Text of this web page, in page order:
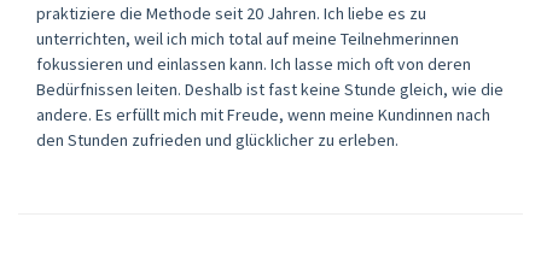
praktiziere die Methode seit 20 Jahren. Ich liebe es zu
unterrichten, weil ich mich total auf meine Teilnehmerinnen
fokussieren und einlassen kann. Ich lasse mich oft von deren
Bedürfnissen leiten. Deshalb ist fast keine Stunde gleich, wie die
andere. Es erfüllt mich mit Freude, wenn meine Kundinnen nach
den Stunden zufrieden und glücklicher zu erleben.